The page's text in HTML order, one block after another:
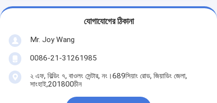
যোগাযোগের ঠিকানা
Mr. Joy Wang
0086-21-31261985
২ এফ, বিল্ডিং ৭, বাওলং সেন্টার, নং।689সিয়াং রোড, জিয়াডিং জেলা,
সাংহাই,201800চীন